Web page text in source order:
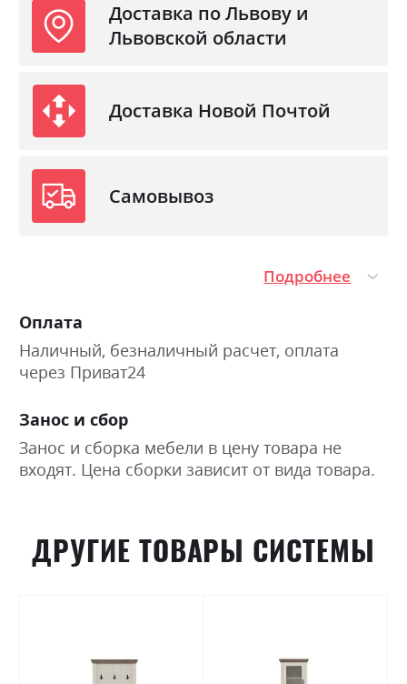
Доставка по Львову и
Львовской области
Доставка Новой Почтой
Самовывоз
Подробнее
Оплата
Наличный, безналичный расчет, оплата
через Приват24
Занос и сбор
Занос и сборка мебели в цену товара не
входят. Цена сборки зависит от вида товара.
ДРУГИЕ ТОВАРЫ СИСТЕМЫ